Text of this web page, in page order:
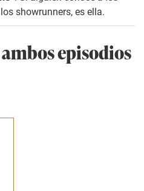
showrunners, es ella.
episodios